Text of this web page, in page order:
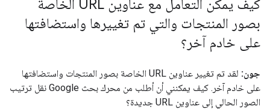
كيف يمكن التعامل مع عناوين URL الخاصة
بصور المنتجات والتي تم تغييرها واستضافتها
على خادم آخر؟
جون:
لقد تم تغيير عناوين URL الخاصة بصور المنتجات واستضافتها
على خادم آخر. كيف يمكنني أن أطلب من محرك بحث Google نقل ترتيب
الصور الحالي إلى عناوين URL جديدة؟